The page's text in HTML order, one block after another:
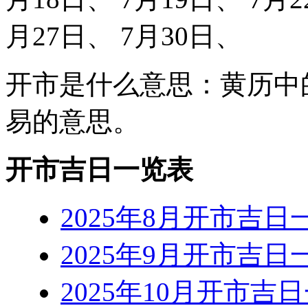
月27日、 7月30日、
开市是什么意思：黄历
易的意思。
开市吉日一览表
2025年8月开市吉日
2025年9月开市吉日
2025年10月开市吉